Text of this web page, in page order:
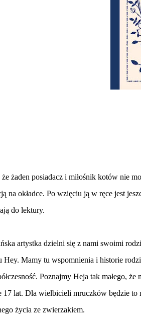
żaden posiadacz i miłośnik kotów nie
na okładce. Po wzięciu ją w ręce jest
do lektury.
artystka dzielni się z nami swoimi
Hey. Mamy tu wspomnienia i historie
Poznajmy Heja tak małego,
17 lat. Dla wielbicieli mruczków będzie to
życia ze zwierzakiem.